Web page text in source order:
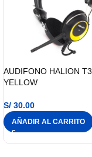
AUDIFONO HALION T3
YELLOW
S/ 30.00
AÑADIR AL CARRITO